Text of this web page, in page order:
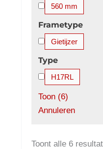
560 mm
Frametype
Gietijzer
Type
H17RL
Toon (6)
Annuleren
Toont alle 6